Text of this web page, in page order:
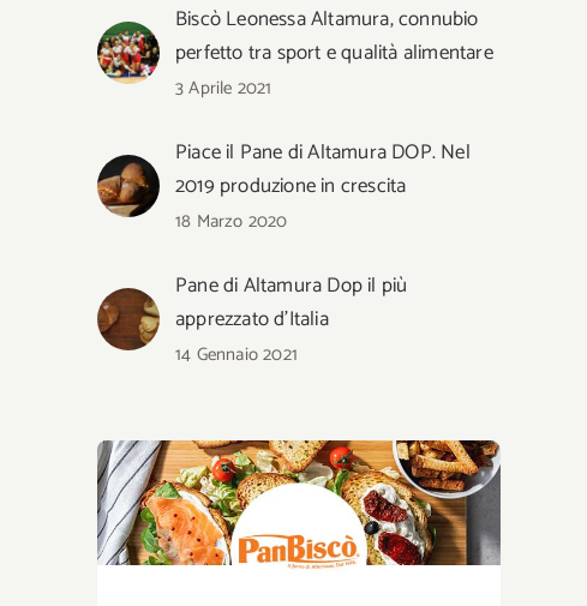
Biscò Leonessa Altamura, connubio
perfetto tra sport e qualità alimentare
3 Aprile 2021
Piace il Pane di Altamura DOP. Nel
2019 produzione in crescita
18 Marzo 2020
Pane di Altamura Dop il più
apprezzato d’Italia
14 Gennaio 2021